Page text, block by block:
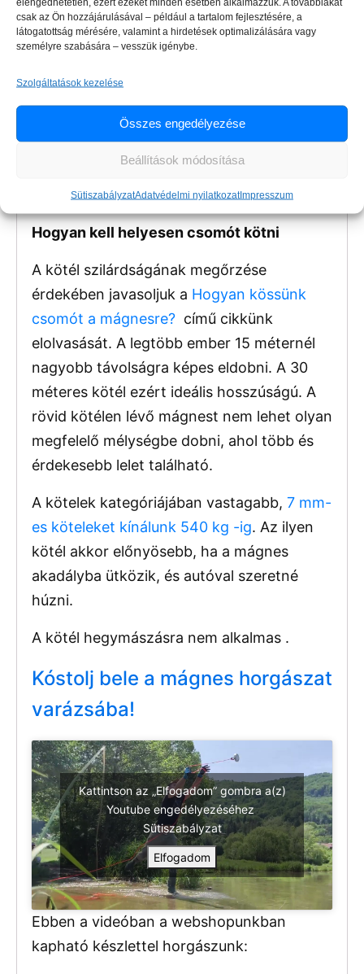
csak az Ön hozzájárulásával – például a tartalom fejlesztésére, a
látogatottság mérésére, valamint a hirdetések optimalizálására vagy
személyre szabására – vesszük igénybe.
Szolgáltatások kezelése
Összes engedélyezése
Beállítások módosítása
SütiszabályzatAdatvédelmi nyilatkozatImpresszum
Hogyan kell helyesen csomót kötni
A kötél szilárdságának megőrzése
érdekében javasoljuk a Hogyan kössünk
csomót a mágnesre? című cikkünk
elolvasását. A legtöbb ember 15 méternél
nagyobb távolságra képes eldobni. A 30
méteres kötél ezért ideális hosszúságú. A
rövid kötélen lévő mágnest nem lehet olyan
megfelelő mélységbe dobni, ahol több és
érdekesebb lelet található.
A kötelek kategóriájában vastagabb, 7 mm-
es köteleket kínálunk 540 kg -ig. Az ilyen
kötél akkor előnyösebb, ha a mágnes
akadályba ütközik, és autóval szeretné
húzni.
A kötél hegymászásra nem alkalmas .
Kóstolj bele a mágnes horgászat
varázsába!
Kattintson az „Elfogadom” gombra a(z)
Youtube engedélyezéséhez
Sütiszabályzat
Elfogadom
Ebben a videóban a webshopunkban
kapható készlettel horgászunk: